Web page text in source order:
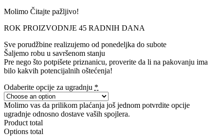
Molimo Čitajte pažljivo!
ROK PROIZVODNJE 45 RADNIH DANA
Sve porudžbine realizujemo od ponedeljka do subote
Šaljemo robu u savršenom stanju
Pre nego što potpišete priznanicu, proverite da li na pakovanju ima
bilo kakvih potencijalnih oštećenja!
Odaberite opcije za ugradnju *
Molimo vas da prilikom plaćanja još jednom potvrdite opcije
ugradnje odnosno dostave vaših spojlera.
Product total
Options total